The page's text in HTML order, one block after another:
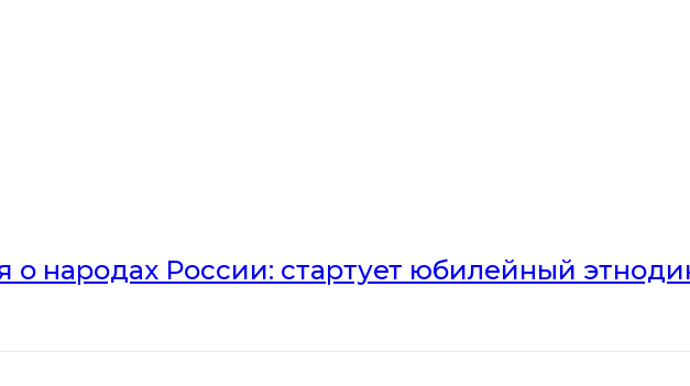
о народах России: стартует юбилейный